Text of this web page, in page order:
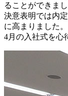
ることができまし
決意表明では内
に高まりました。
4月の入社式を心